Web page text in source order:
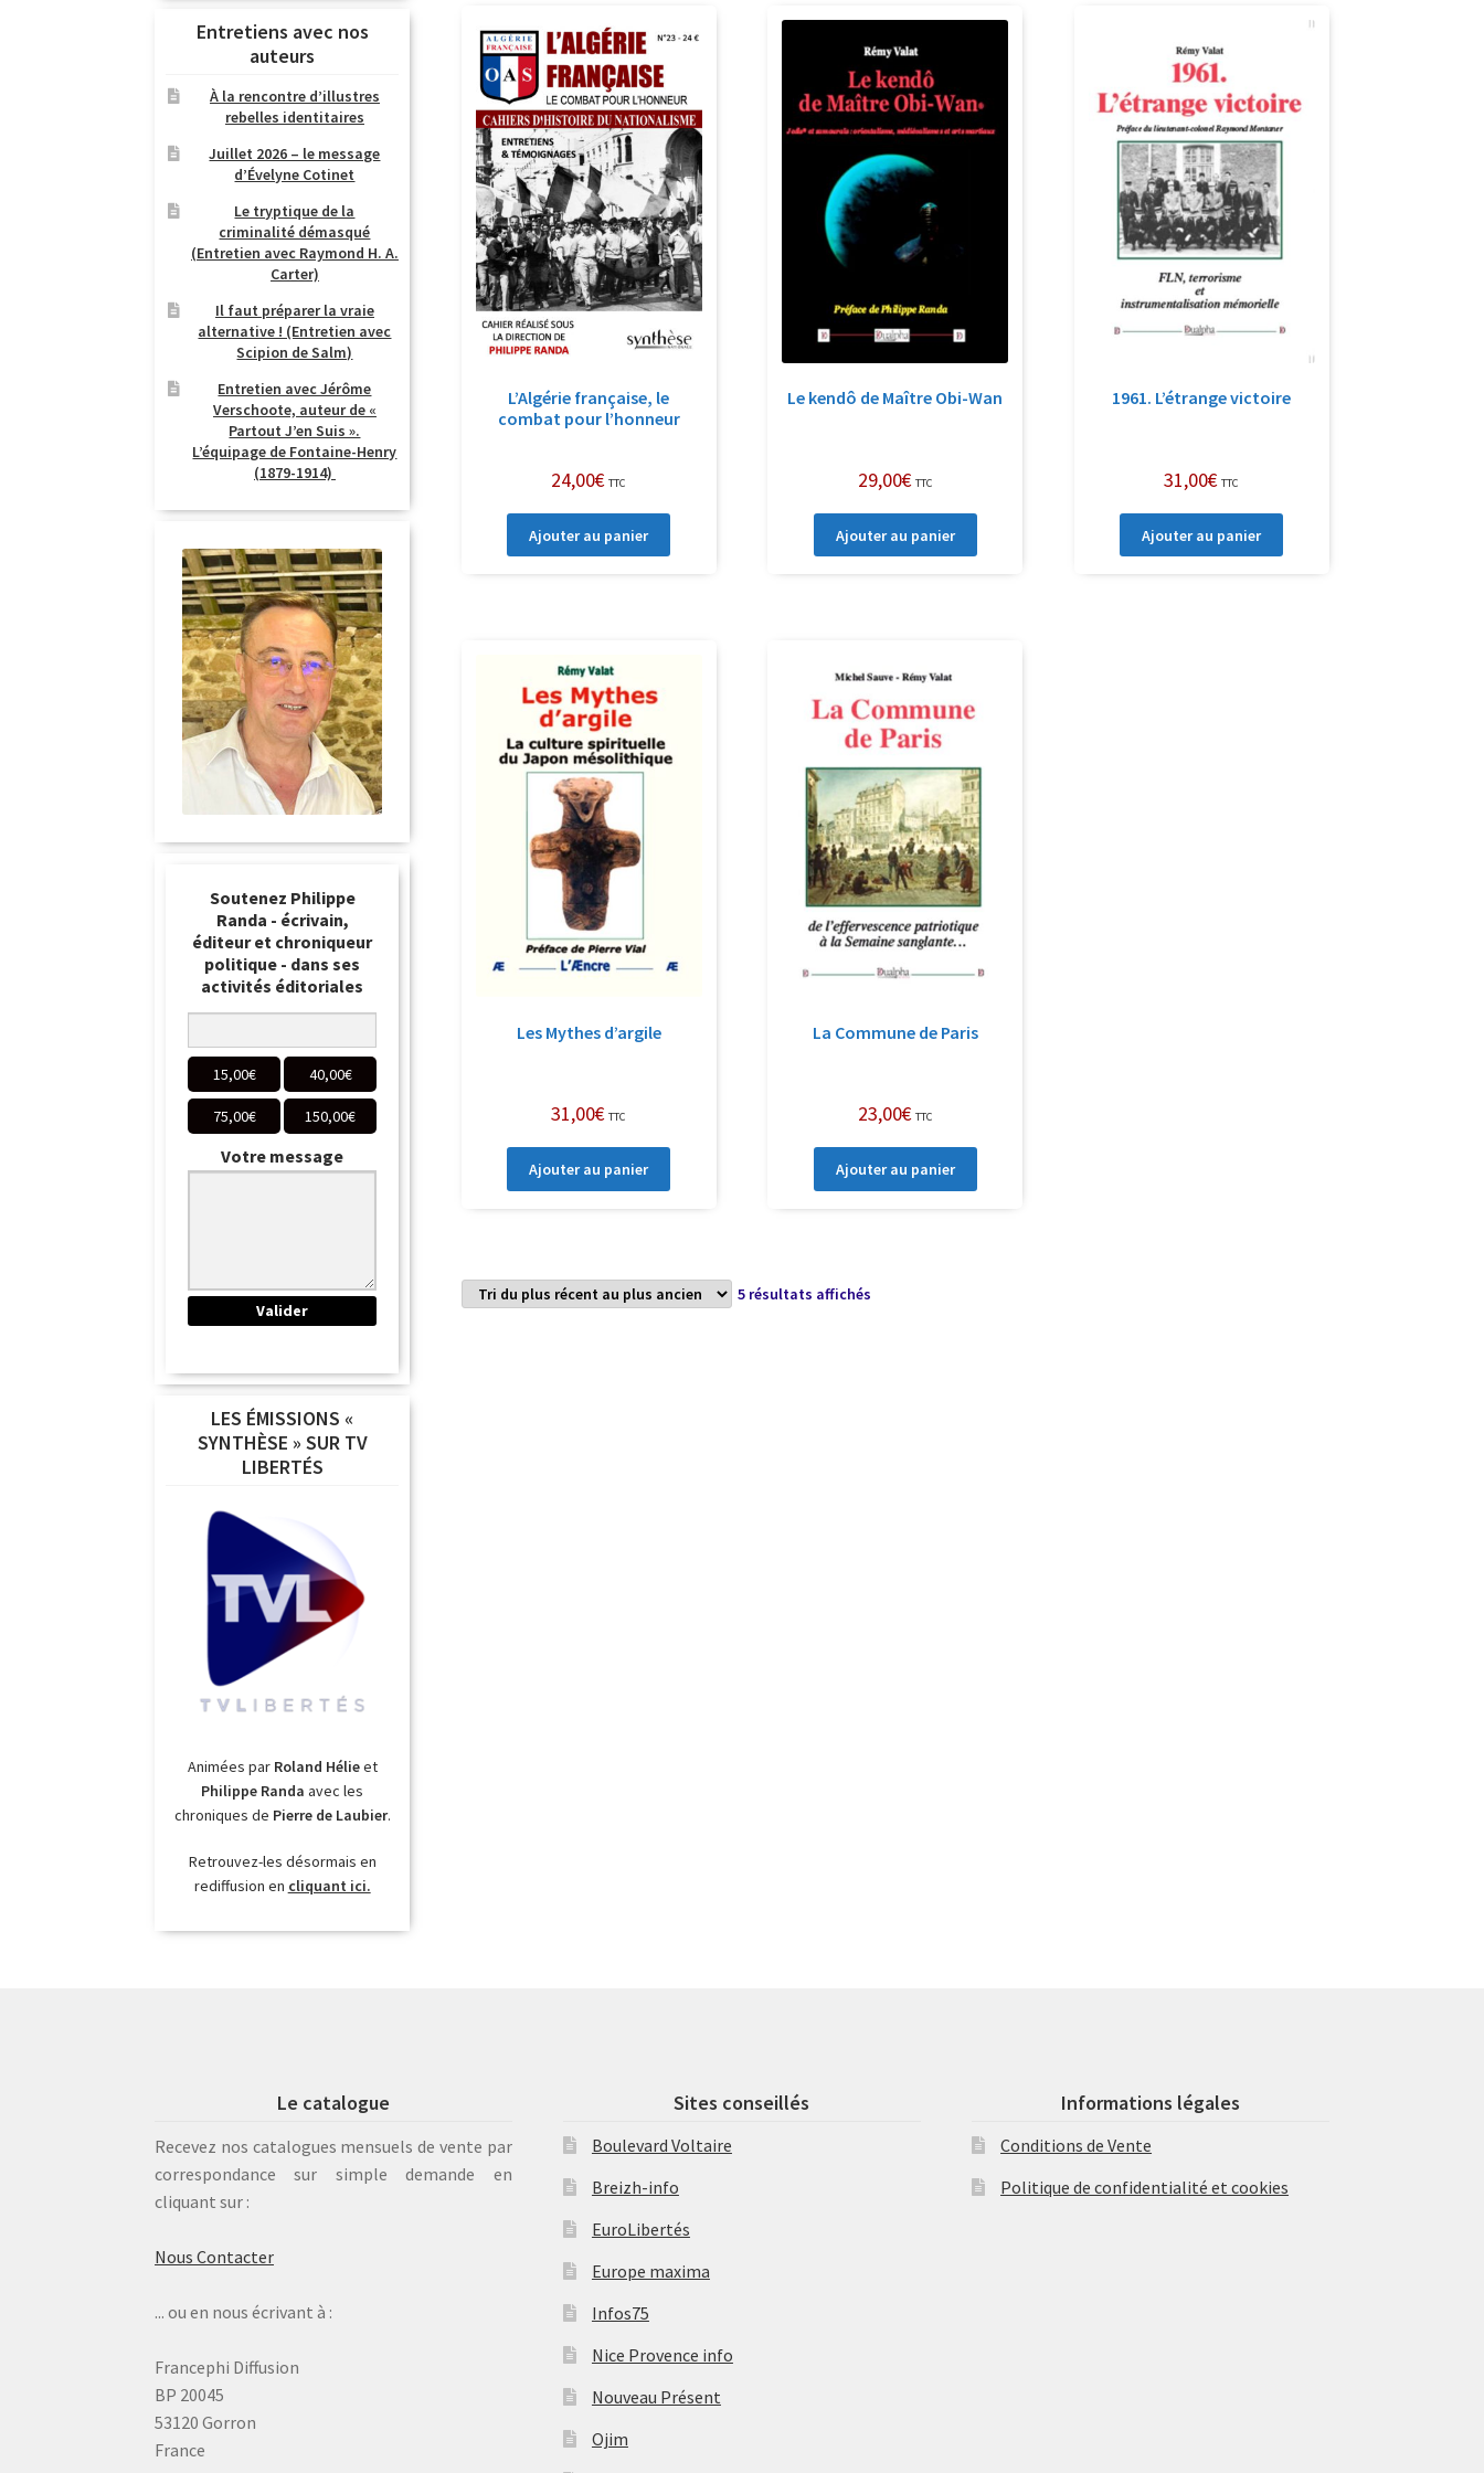
récent
au
plus
ancien
L’Algérie française, le
combat pour l’honneur
24,00€ TTC
Ajouter au panier
Le kendô de Maître Obi-Wan
29,00€ TTC
Ajouter au panier
1961. L’étrange victoire
31,00€ TTC
Ajouter au panier
Les Mythes d’argile
31,00€ TTC
Ajouter au panier
La Commune de Paris
23,00€ TTC
Ajouter au panier
5 résultats affichésTrié
Entretiens avec nos
auteurs
À la rencontre d’illustres
rebelles identitaires
Juillet 2026 – le message
d’Évelyne Cotinet
Le tryptique de la
criminalité démasqué
(Entretien avec Raymond H. A.
Carter)
Il faut préparer la vraie
alternative ! (Entretien avec
Scipion de Salm)
Entretien avec Jérôme
Verschoote, auteur de «
Partout J’en Suis ».
L’équipage de Fontaine-Henry
(1879-1914)
Soutenez Philippe
Randa - écrivain,
éditeur et chroniqueur
politique - dans ses
activités éditoriales
15,00€ 40,00€
75,00€ 150,00€
Votre message
LES ÉMISSIONS «
SYNTHÈSE » SUR TV
LIBERTÉS
Animées par Roland Hélieet
Philippe Randa avec les
chroniques de Pierre de Laubier.
Retrouvez-les désormais en
rediffusion en cliquant ici.
Le catalogue
Recevez nos catalogues mensuels de vente par
correspondance sur simple demande en
cliquant sur :
Nous Contacter
... ou en nous écrivant à :
Francephi Diffusion
BP 20045
53120 Gorron
France
Sites conseillés
Boulevard Voltaire
Breizh-info
EuroLibertés
Europe maxima
Infos75
Nice Provence info
Nouveau Présent
Ojim
Informations légales
Conditions de Vente
Politique de confidentialité et cookies